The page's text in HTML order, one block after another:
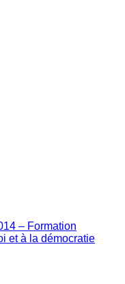
– Formation
et à la démocratie